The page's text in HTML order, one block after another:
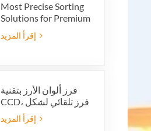
Most Precise Sorting
Solutions for Premium
Quality Dates, Date
Grader powered by
فرز ألوان الأرز بتقنية
CCD، فرز تلقائي لشكل
حبات الأرز، فرز ألوان
الأرز بـ 12 قناة